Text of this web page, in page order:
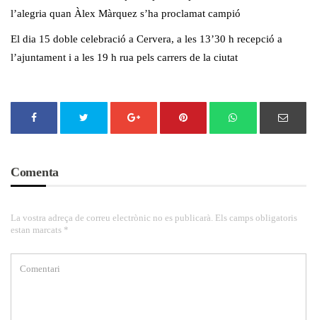
l’alegria quan Àlex Màrquez s’ha proclamat campió
El dia 15 doble celebració a Cervera, a les 13’30 h recepció a
l’ajuntament i a les 19 h rua pels carrers de la ciutat
Comenta
La vostra adreça de correu electrònic no es publicarà. Els camps obligatoris
estan marcats *